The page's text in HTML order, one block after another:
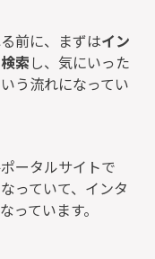
前に、まずはイン
索 し、気にいった
う流れになってい
ータルサイトで
っていて、インタ
っています。